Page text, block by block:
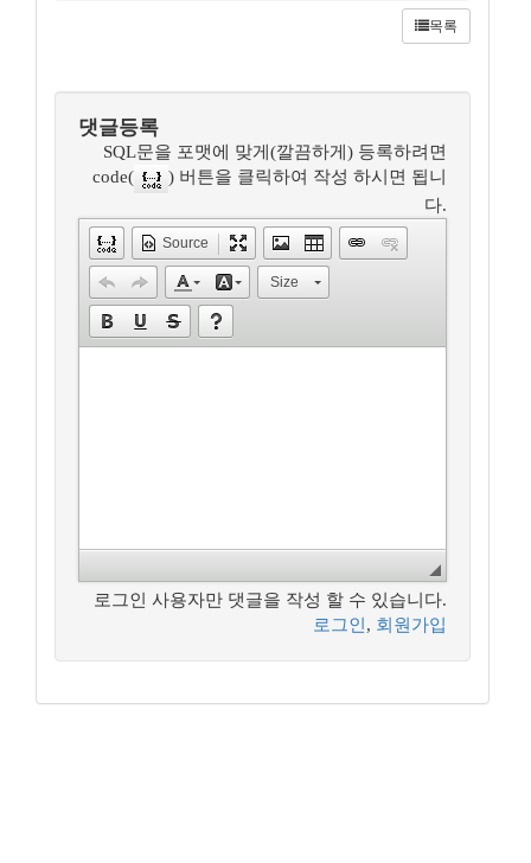
목록
댓글등록
SQL문을 포맷에 맞게(깔끔하게) 등록하려면
code(
) 버튼을 클릭하여 작성 하시면 됩니
다.
Source
Size
로그인 사용자만 댓글을 작성 할 수 있습니다.
로그인 , 회원가입